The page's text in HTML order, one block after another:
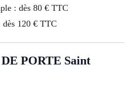
: dès 80 € TTC
120 € TTC
PORTE Saint